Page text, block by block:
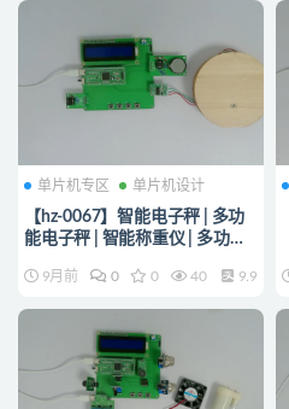
单片机专区 单片机设计
【hz-0067】智能电子秤 | 多功
能电子秤 | 智能称重仪 | 多功能
9月前 0 0 40 9.9